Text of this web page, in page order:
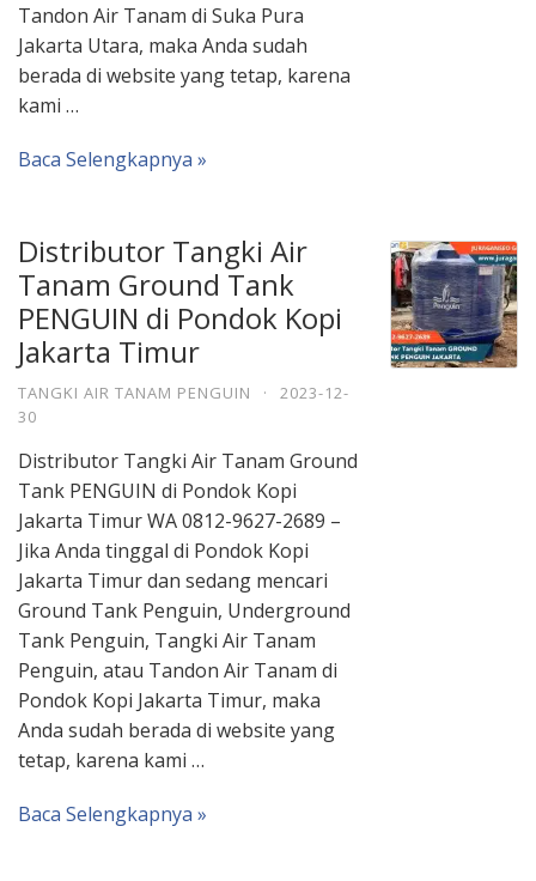
Tandon Air Tanam di Suka Pura
Jakarta Utara, maka Anda sudah
berada di website yang tetap, karena
kami …
Baca Selengkapnya »
Distributor Tangki Air
Tanam Ground Tank
PENGUIN di Pondok Kopi
Jakarta Timur
TANGKI AIR TANAM PENGUIN ·
2023-12-
30
Distributor Tangki Air Tanam Ground
Tank PENGUIN di Pondok Kopi
Jakarta Timur WA 0812-9627-2689 –
Jika Anda tinggal di Pondok Kopi
Jakarta Timur dan sedang mencari
Ground Tank Penguin, Underground
Tank Penguin, Tangki Air Tanam
Penguin, atau Tandon Air Tanam di
Pondok Kopi Jakarta Timur, maka
Anda sudah berada di website yang
tetap, karena kami …
Baca Selengkapnya »